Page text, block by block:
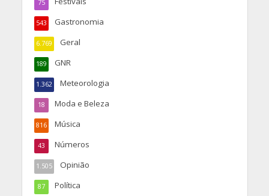
75
Gastronomia
543
Geral
6.769
GNR
189
Meteorologia
1.362
Moda e Beleza
18
Música
816
Números
43
Opinião
1.505
Política
87